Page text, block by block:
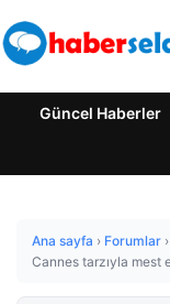
Güncel Haberler
Ana sayfa › Forumlar ›
Cannes tarzıyla mest